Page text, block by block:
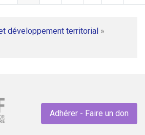
développement territorial »
Adhérer - Faire un don